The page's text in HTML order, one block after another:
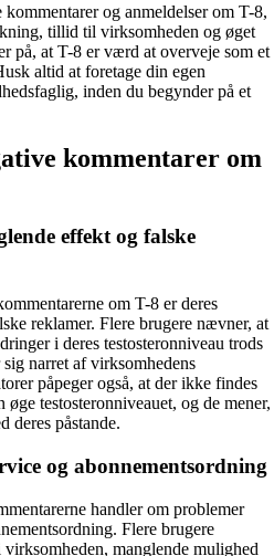
og anmeldelser om T-8,
tillid til virksomheden og øget
på, at T-8 er værd at overveje som et
altid at foretage din egen
inden du begynder på et
kommentarer om
effekt og falske
om T-8 er deres
reklamer. Flere brugere nævner, at
i deres testosteronniveau trods
narret af virksomhedens
påpeger også, at der ikke findes
testosteronniveauet, og de mener,
deres påstande.
og abonnementsordning
handler om problemer
Flere brugere
manglende mulighed